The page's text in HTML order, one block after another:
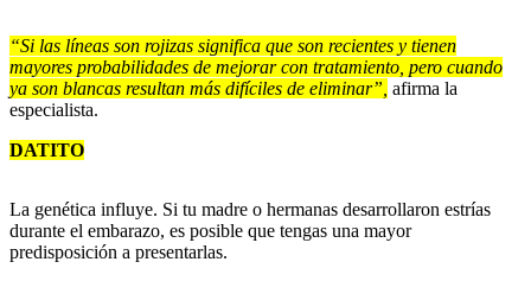
“Si las líneas son rojizas significa que son recientes y tienen
mayores probabilidades de mejorar con tratamiento, pero cuando
ya son blancas resultan más difíciles de eliminar”, afirma la
especialista.
DATITO
La genética influye. Si tu madre o hermanas desarrollaron estrías
durante el embarazo, es posible que tengas una mayor
predisposición a presentarlas.